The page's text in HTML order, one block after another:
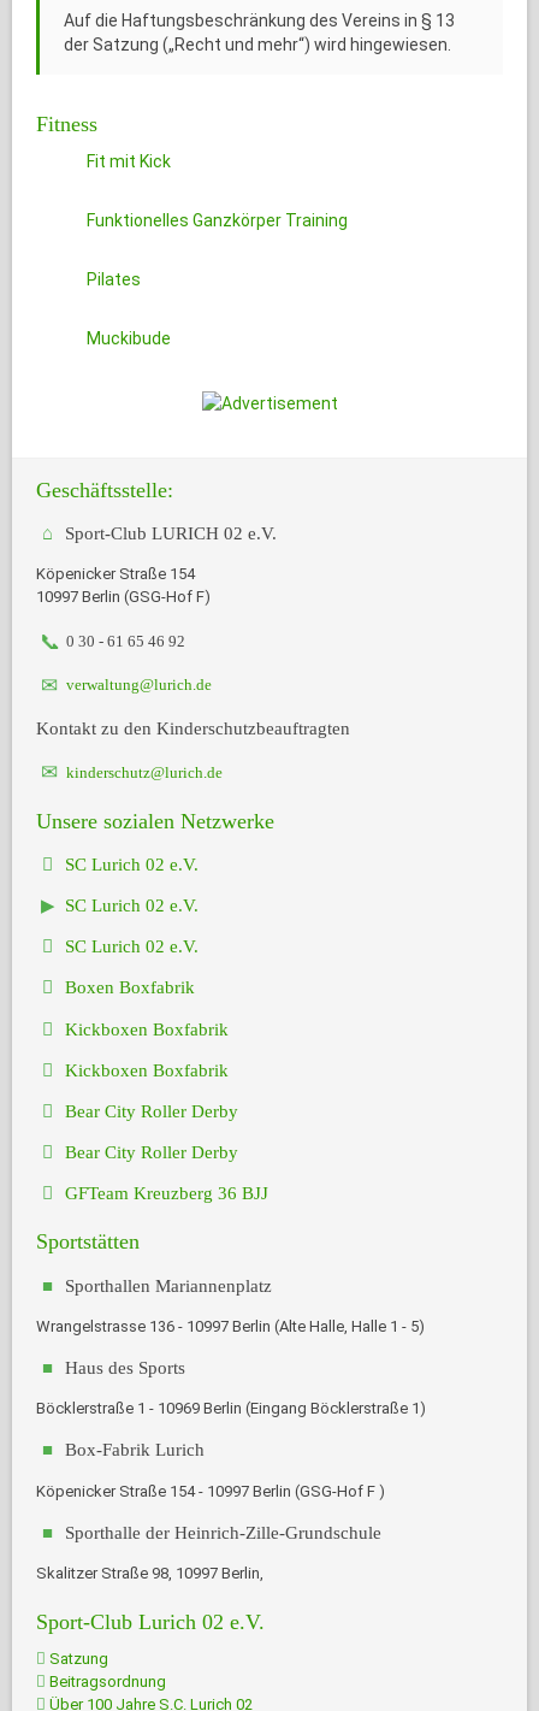
Auf die Haftungsbeschränkung des Vereins in § 13
der Satzung („Recht und mehr“) wird hingewiesen.
Fitness
Fit mit Kick
Funktionelles Ganzkörper Training
Pilates
Muckibude
Geschäftsstelle:
Sport-Club LURICH 02 e.V.
Köpenicker Straße 154
10997 Berlin (GSG-Hof F)
0 30 - 61 65 46 92
verwaltung@lurich.de
Kontakt zu den Kinderschutzbeauftragten
kinderschutz@lurich.de
Unsere sozialen Netzwerke
SC Lurich 02 e.V.
SC Lurich 02 e.V.
SC Lurich 02 e.V.
Boxen Boxfabrik
Kickboxen Boxfabrik
Kickboxen Boxfabrik
Bear City Roller Derby
Bear City Roller Derby
GFTeam Kreuzberg 36 BJJ
Sportstätten
Sporthallen Mariannenplatz
Wrangelstrasse 136 - 10997 Berlin (Alte Halle, Halle 1 - 5)
Haus des Sports
Böcklerstraße 1 - 10969 Berlin (Eingang Böcklerstraße 1)
Box-Fabrik Lurich
Köpenicker Straße 154 - 10997 Berlin (GSG-Hof F )
Sporthalle der Heinrich-Zille-Grundschule
Skalitzer Straße 98, 10997 Berlin,
Sport-Club Lurich 02 e.V.
Satzung
Beitragsordnung
Über 100 Jahre S.C. Lurich 02